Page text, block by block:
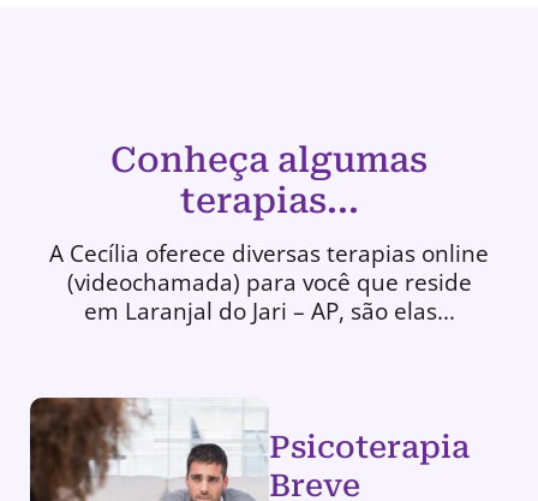
Conheça algumas
terapias...
A Cecília oferece diversas terapias online
(videochamada) para você que reside
em Laranjal do Jari – AP, são elas...
Psicoterapia
Breve